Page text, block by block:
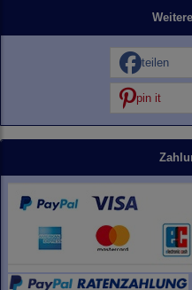
teilen
pin it